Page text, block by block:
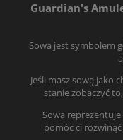
Guardian's
Sowa jest symbolem
Jeśli masz sowę jako
stanie zobaczyć
Sowa
pomóc ci